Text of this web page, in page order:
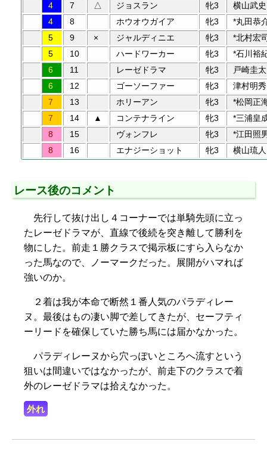
4
7 △ ジョスラン 牝3
横山武史
4
8 ホウオウガイア 牝3
*丸田恭
5
9 × ジャルディニエ 牝3
*北村宏
5
10 ハードワーカー 牝3
*石川裕
6
11 レーゼドラマ 牝3
戸崎圭太
6
12 ゴーソーファー 牝3
津村明秀
7
13 ホリーアン 牝3
*松岡正
7
14 ▲ コンテナライン 牝3
*三浦皇
8
15 ヴォンフレ 牝3
*江田照
8
16 エナジーショット 牝3 横山琉人
レース後のコメント
先行して抜け出し４コーナーでは単騎先頭に立っ
たレーゼドラマが、直線で後続を突き離して勝利を
物にした。前走１勝クラスで掲示板にすら入らなか
った馬なので、ノーマークだった。展開がハマれば
強いのか。
２着は我が本命で断然１番人気のパラディレー
ヌ。最後はもの凄い脚で差してきたが、セーフティ
ーリードを確保していた勝ち馬には届かなかった。
パラディレーヌから穴っぽいところへ流すという
狙いは間違いではなかったが、前走下のクラスで着
外のレーゼドラマは拾えなかった。
外れ